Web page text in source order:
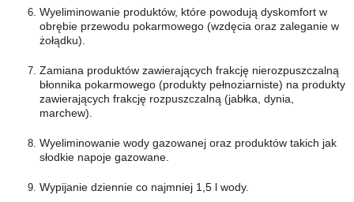
Wyeliminowanie produktów, które powodują dyskomfort w
obrębie przewodu pokarmowego (wzdęcia oraz zaleganie w
żołądku).
Zamiana produktów zawierających frakcję nierozpuszczalną
błonnika pokarmowego (produkty pełnoziarniste) na produkty
zawierających frakcję rozpuszczalną (jabłka, dynia,
marchew).
Wyeliminowanie wody gazowanej oraz produktów takich jak
słodkie napoje gazowane.
Wypijanie dziennie co najmniej 1,5 l wody.